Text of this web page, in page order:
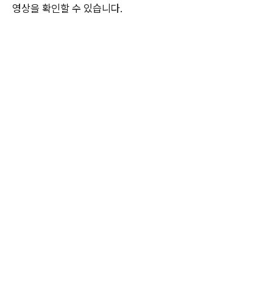
영상을 확인할 수 있습니다.